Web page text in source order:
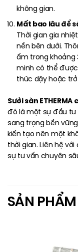
không gian.
Mất bao lâu để
Thời gian gia
nền bên dưới.
ấm trong khoảng
minh có thể
thức dậy hoặc
Sưởi sàn ETHERMA
đó là một sự đầu tư
sang trọng bền
kiến tạo nên một
thời gian. Liên hệ
sự tư vấn chuyên
SẢN